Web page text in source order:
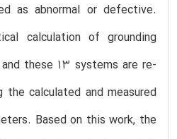
as abnormal or defective.
calculation of grounding
these 13 systems are re-
the calculated and measured
Based on this work, the